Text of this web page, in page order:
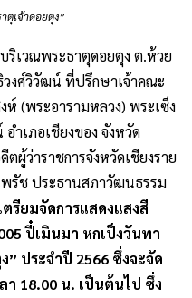
ตุเจ้าดอยตุง”
เวณพระธาตุดอยตุง ต.ห้วย
งศ์วิวัฒน์ ที่ปรึกษาเจ้าคณะ
ห์ (พระอารามหลวง) พระเซ็ง
ำเภอเชียงของ จังหวัด
ผู้ว่าราชการจังหวัดเชียงราย
พรัช ประธานสภาวัฒนธรรม
รียมจัดการแสดงแสงสี
ปี๋เมินมา หกเป็งวันทา
ประจำปี 2566 ซึ่งจะจัด
18.00 น. เป็นต้นไป ซึ่ง